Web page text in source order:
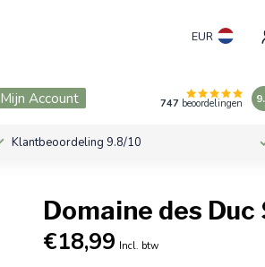
EUR
Mijn Account 747 beoordelingen
Klantbeoordeling 9.8/10
Domaine des
€18,99 Incl. btw